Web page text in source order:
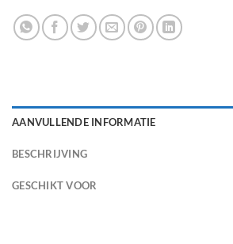
AANVULLENDE INFORMATIE
BESCHRIJVING
GESCHIKT VOOR